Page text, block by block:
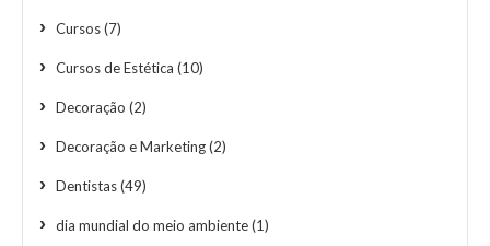
Cursos(7)
Cursos de Estética (10)
Decoração (2)
Decoração e Marketing(2)
Dentistas(49)
dia mundial do meio ambiente(1)